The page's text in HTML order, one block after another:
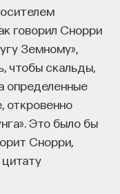
говорил Снорри
Земному»,
чтобы скальды,
определенные
откровенно
Это было бы
Снорри,